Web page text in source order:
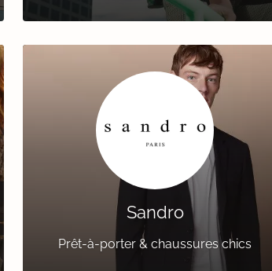
Sandro
Prêt-à-porter & chaussures chics